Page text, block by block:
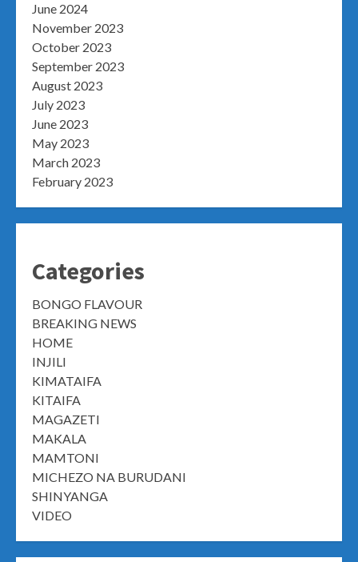
June 2024
November 2023
October 2023
September 2023
August 2023
July 2023
June 2023
May 2023
March 2023
February 2023
Categories
BONGO FLAVOUR
BREAKING NEWS
HOME
INJILI
KIMATAIFA
KITAIFA
MAGAZETI
MAKALA
MAMTONI
MICHEZO NA BURUDANI
SHINYANGA
VIDEO